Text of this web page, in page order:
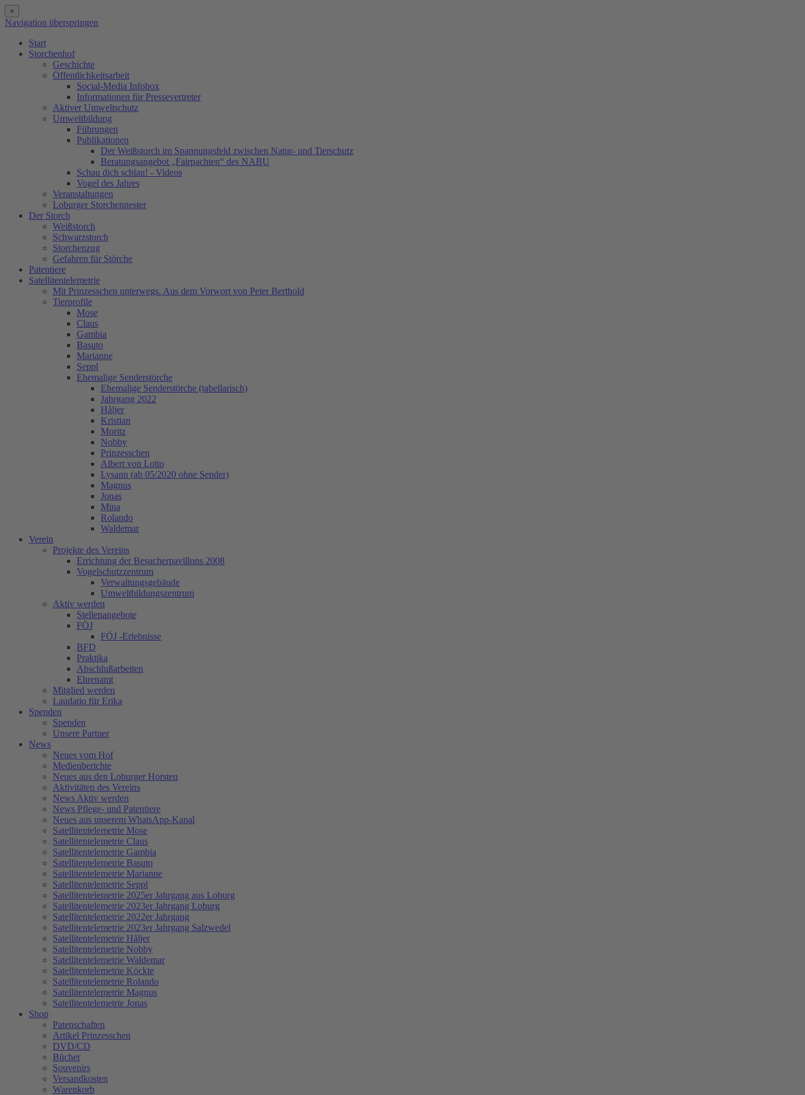
×
Navigation überspringen
Start
Storchenhof
Geschichte
Öffentlichkeitsarbeit
Social-Media Infobox
Informationen für Pressevertreter
Aktiver Umweltschutz
Umweltbildung
Führungen
Publikationen
Der Weißstorch im Spannungsfeld zwischen Natur- und Tierschutz
Beratungsangebot „Fairpachten“ des NABU
Schau dich schlau! - Videos
Vogel des Jahres
Veranstaltungen
Loburger Storchennester
Der Storch
Weißstorch
Schwarzstorch
Storchenzug
Gefahren für Störche
Patentiere
Satellitentelemetrie
Mit Prinzesschen unterwegs. Aus dem Vorwort von Peter Berthold
Tierprofile
Mose
Claus
Gambia
Basuto
Marianne
Seppl
Ehemalige Senderstörche
Ehemalige Senderstörche (tabellarisch)
Jahrgang 2022
Håljer
Kristian
Moritz
Nobby
Prinzesschen
Albert von Lotto
Lysann (ab 05/2020 ohne Sender)
Magnus
Jonas
Mina
Rolando
Waldemar
Verein
Projekte des Vereins
Errichtung der Besucherpavillons 2008
Vogelschutzzentrum
Verwaltungsgebäude
Umweltbildungszentrum
Aktiv werden
Stellenangebote
FÖJ
FÖJ -Erlebnisse
BFD
Praktika
Abschlußarbeiten
Ehrenamt
Mitglied werden
Laudatio für Erika
Spenden
Spenden
Unsere Partner
News
Neues vom Hof
Medienberichte
Neues aus den Loburger Horsten
Aktivitäten des Vereins
News Aktiv werden
News Pflege- und Patentiere
Neues aus unserem WhatsApp-Kanal
Satellitentelemetrie Mose
Satellitentelemetrie Claus
Satellitentelemetrie Gambia
Satellitentelemetrie Basuto
Satellitentelemetrie Marianne
Satellitentelemetrie Seppl
Satellitentelemetrie 2025er Jahrgang aus Loburg
Satellitentelemetrie 2023er Jahrgang Loburg
Satellitentelemetrie 2022er Jahrgang
Satellitentelemetrie 2023er Jahrgang Salzwedel
Satellitentelemetrie Håljer
Satellitentelemetrie Nobby
Satellitentelemetrie Waldemar
Satellitentelemetrie Köckte
Satellitentelemetrie Rolando
Satellitentelemetrie Magnus
Satellitentelemetrie Jonas
Shop
Patenschaften
Artikel Prinzesschen
DVD/CD
Bücher
Souvenirs
Versandkosten
Warenkorb